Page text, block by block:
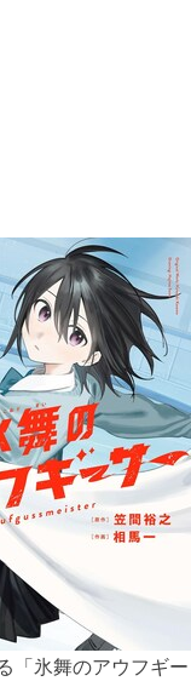
「氷舞のアウフギー